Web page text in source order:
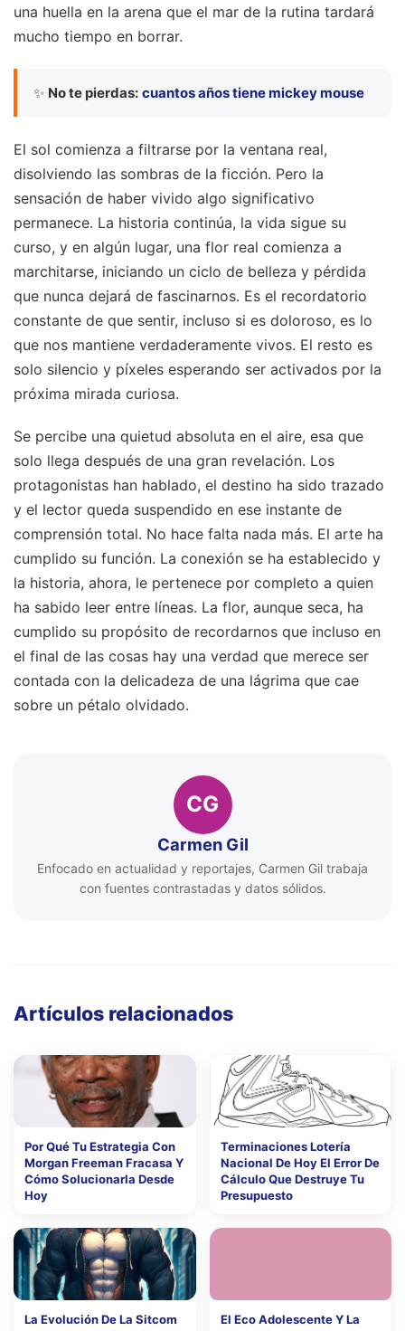
una huella en la arena que el mar de la rutina tardará
mucho tiempo en borrar.
✨ No te pierdas: cuantos años tiene mickey mouse
El sol comienza a filtrarse por la ventana real,
disolviendo las sombras de la ficción. Pero la
sensación de haber vivido algo significativo
permanece. La historia continúa, la vida sigue su
curso, y en algún lugar, una flor real comienza a
marchitarse, iniciando un ciclo de belleza y pérdida
que nunca dejará de fascinarnos. Es el recordatorio
constante de que sentir, incluso si es doloroso, es lo
que nos mantiene verdaderamente vivos. El resto es
solo silencio y píxeles esperando ser activados por la
próxima mirada curiosa.
Se percibe una quietud absoluta en el aire, esa que
solo llega después de una gran revelación. Los
protagonistas han hablado, el destino ha sido trazado
y el lector queda suspendido en ese instante de
comprensión total. No hace falta nada más. El arte ha
cumplido su función. La conexión se ha establecido y
la historia, ahora, le pertenece por completo a quien
ha sabido leer entre líneas. La flor, aunque seca, ha
cumplido su propósito de recordarnos que incluso en
el final de las cosas hay una verdad que merece ser
contada con la delicadeza de una lágrima que cae
sobre un pétalo olvidado.
CG
Carmen Gil
Enfocado en actualidad y reportajes, Carmen Gil trabaja
con fuentes contrastadas y datos sólidos.
Artículos relacionados
Por Qué Tu Estrategia Con
Morgan Freeman Fracasa Y
Cómo Solucionarla Desde
Hoy
Terminaciones Lotería
Nacional De Hoy El Error De
Cálculo Que Destruye Tu
Presupuesto
La Evolución De La Sitcom
El Eco Adolescente Y La